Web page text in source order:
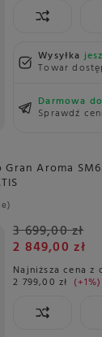
Wysyłka
Towar
Darmowa
Sprawdź
Aroma
3 699,00 zł
2 849,00 zł
Najniższa cena
2 799,00 zł +1%